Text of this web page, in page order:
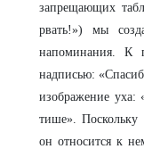
запрещающих
рвать!») мы
напоминания. К
надписью:
изображение уха:
тише». Поскольку
он относится к